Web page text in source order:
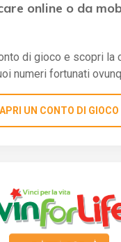
online o da
di gioco e scopri la
numeri fortunati
APRI UN CONTO DI GIOCO